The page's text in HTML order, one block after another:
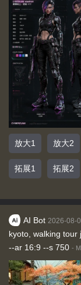
放大1 放大2
拓展1 拓展2
AI Bot 2026-08-
kyoto, walking tour
--ar 16:9 --s 750 -